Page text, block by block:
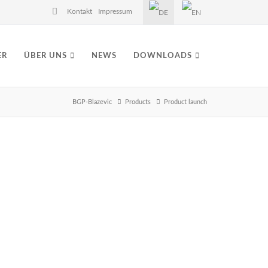
Kontakt Impressum
ÜBER UNS NEWS DOWNLOADS
BGP-Blazevic Products Product launch